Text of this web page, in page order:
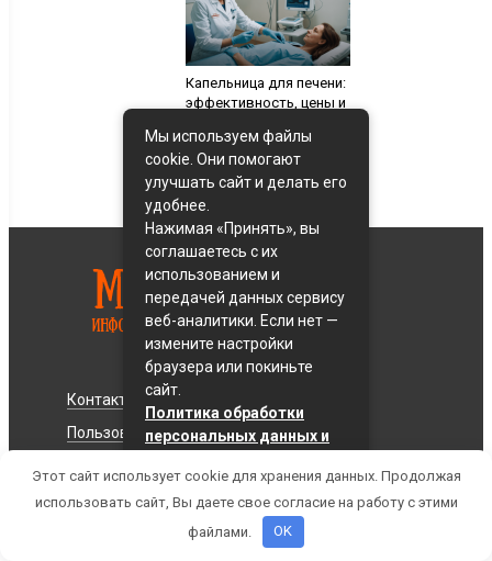
Капельница для печени:
эффективность, цены и
процедуры в
Красноярске
Контакты
Карта сайта
Пользовательское соглашение
© 2018 - 2026 Все права защищены
Мы используем файлы
cookie. Они помогают
улучшать сайт и делать его
удобнее.
Нажимая «Принять», вы
соглашаетесь с их
использованием и
передачей данных сервису
веб-аналитики. Если нет —
измените настройки
браузера или покиньте
сайт.
Политика обработки
персональных данных и
Принять
Этот сайт использует cookie для хранения данных. Продолжая
использовать сайт, Вы даете свое согласие на работу с этими
файлами.
OK